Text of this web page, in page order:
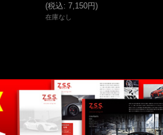
(税込: 7,150円)
在庫なし